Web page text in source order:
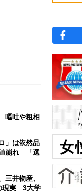
嘔吐や粗相
」は依然品
値崩れ 「選
三井物産、
現実 3大学